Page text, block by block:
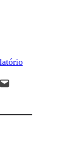
WhatsApp
Email this Page